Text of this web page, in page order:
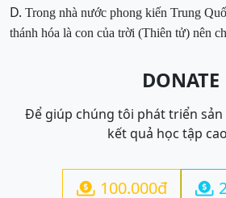
D. Trong nhà nước phong kiến Trung
thánh hóa là con của trời (Thiên tử) nên
DONATE
Để giúp chúng tôi phát triển
kết quả học tập
 100.000đ 